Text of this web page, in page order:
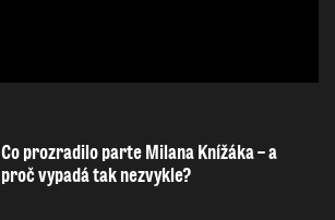
Co prozradilo parte Milana Knížáka – a
proč vypadá tak nezvykle?